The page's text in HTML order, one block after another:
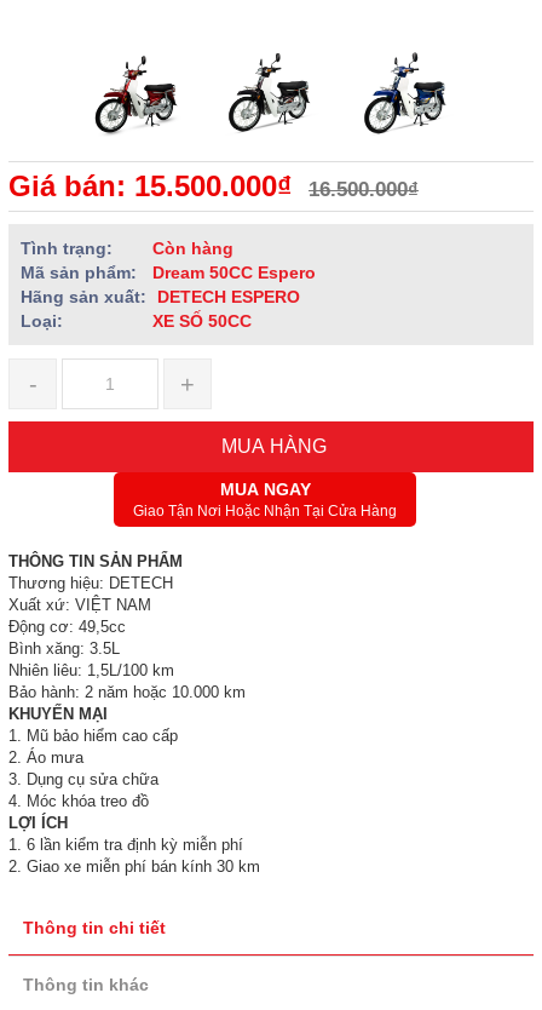
Giá bán: 15.500.000₫ 16.500.000₫
Tình trạng:
Còn hàng
Mã sản phẩm:
Dream 50CC Espero
Hãng sản xuất:
DETECH ESPERO
Loại:
XE SỐ 50CC
- +
MUA HÀNG
MUA NGAY
Giao Tận Nơi Hoặc Nhận Tại Cửa Hàng
THÔNG TIN SẢN PHẨM
Thương hiệu: DETECH
Xuất xứ: VIỆT NAM
Động cơ: 49,5cc
Bình xăng: 3.5L
Nhiên liêu: 1,5L/100 km
Bảo hành: 2 năm hoặc 10.000 km
KHUYẾN MẠI
1. Mũ bảo hiểm cao cấp
2. Áo mưa
3. Dụng cụ sửa chữa
4. Móc khóa treo đồ
LỢI ÍCH
1. 6 lần kiểm tra định kỳ miễn phí
2. Giao xe miễn phí bán kính 30 km
Thông tin chi tiết
Thông tin khác